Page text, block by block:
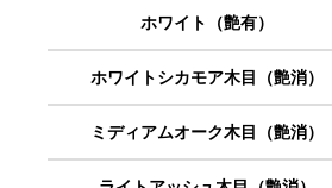
ホワイト（艶有）
ホワイトシカモア木目（艶消）
ミディアムオーク木目（艶消）